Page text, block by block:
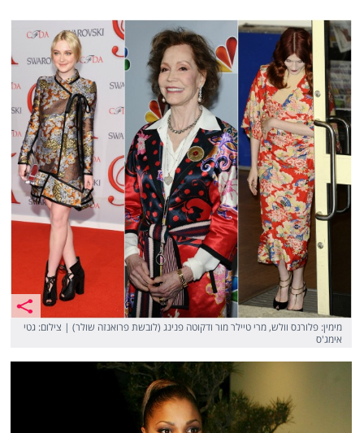
מימין: פלורנס וולש, מרי טיילר מור ודקוטה פנינג (לובשת פרואנזה שולר) | צילום: גטי
אימג'ס